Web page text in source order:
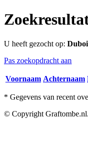
U heeft gezocht op:
Pas zoekopdracht aan
Voornaam Achternaam
* Gegevens van recent
© Copyright Graftombe.nl.